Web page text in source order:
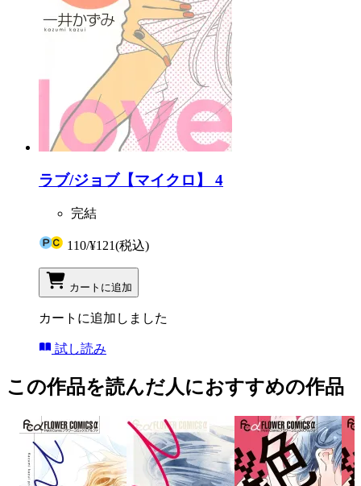
ラブ/ジョブ【マイクロ】 4
完結
110/¥121(税込)
カートに追加
カートに追加しました
試し読み
この作品を読んだ人におすすめの作品